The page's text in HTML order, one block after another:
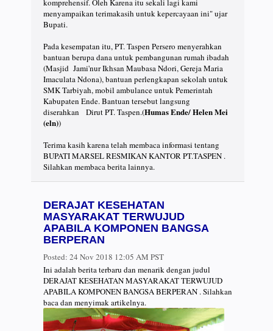
komprehensif. Oleh Karena itu sekali lagi kami
menyampaikan terimakasih untuk kepercayaan ini" ujar
Bupati.
Pada kesempatan itu, PT. Taspen Persero menyerahkan
bantuan berupa dana untuk pembangunan rumah ibadah
(Masjid Jami'nur Ikhsan Maubasa Ndori, Gereja Maria
Imaculata Ndona), bantuan perlengkapan sekolah untuk
SMK Tarbiyah, mobil ambulance untuk Pemerintah
Kabupaten Ende. Bantuan tersebut langsung
diserahkan Dirut PT. Taspen.(Humas Ende/ Helen Mei
(eln))
Terima kasih karena telah membaca informasi tentang
BUPATI MARSEL RESMIKAN KANTOR PT.TASPEN .
Silahkan membaca berita lainnya.
DERAJAT KESEHATAN
MASYARAKAT TERWUJUD
APABILA KOMPONEN BANGSA
BERPERAN
Posted: 24 Nov 2018 12:05 AM PST
Ini adalah berita terbaru dan menarik dengan judul
DERAJAT KESEHATAN MASYARAKAT TERWUJUD
APABILA KOMPONEN BANGSA BERPERAN . Silahkan
baca dan menyimak artikelnya.